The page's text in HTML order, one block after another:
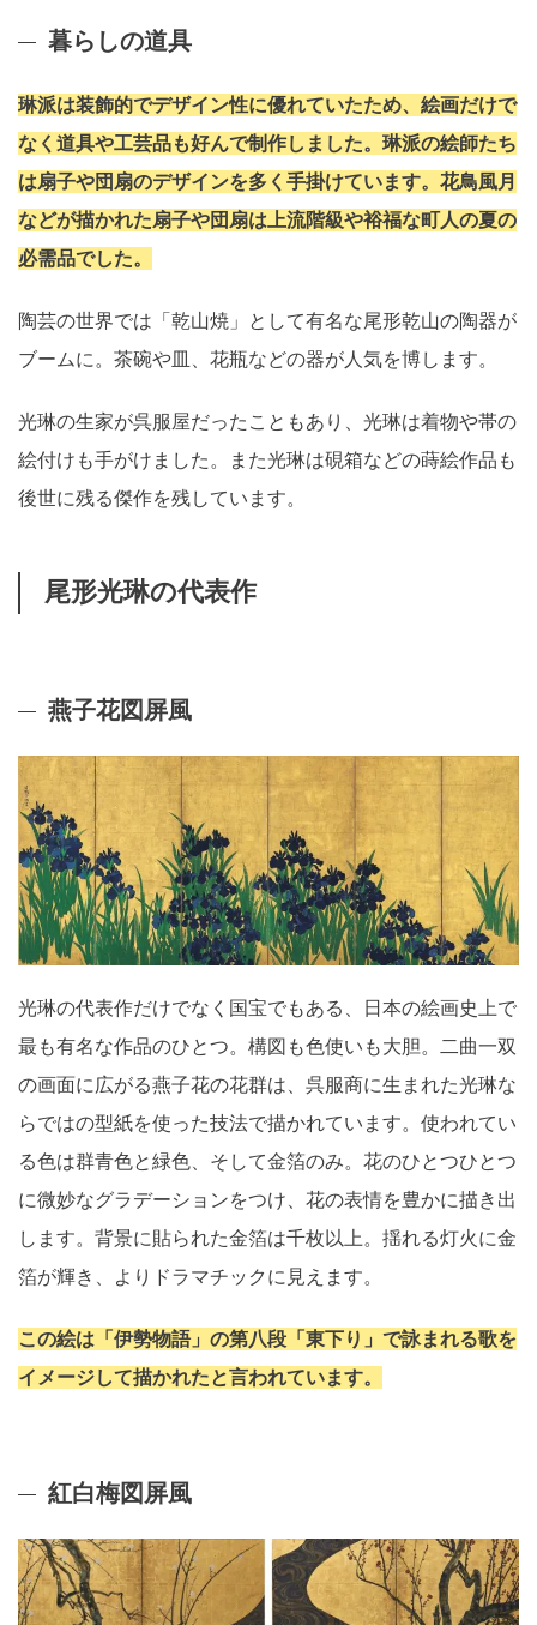
暮らしの道具
琳派は装飾的でデザイン性に優れていたため、絵画だけで
なく道具や工芸品も好んで制作しました。琳派の絵師たち
は扇子や団扇のデザインを多く手掛けています。花鳥風月
などが描かれた扇子や団扇は上流階級や裕福な町人の夏の
必需品でした。
陶芸の世界では「乾山焼」として有名な尾形乾山の陶器が
ブームに。茶碗や皿、花瓶などの器が人気を博します。
光琳の生家が呉服屋だったこともあり、光琳は着物や帯の
絵付けも手がけました。また光琳は硯箱などの蒔絵作品も
後世に残る傑作を残しています。
尾形光琳の代表作
燕子花図屏風
光琳の代表作だけでなく国宝でもある、日本の絵画史上で
最も有名な作品のひとつ。構図も色使いも大胆。二曲一双
の画面に広がる燕子花の花群は、呉服商に生まれた光琳な
らではの型紙を使った技法で描かれています。使われてい
る色は群青色と緑色、そして金箔のみ。花のひとつひとつ
に微妙なグラデーションをつけ、花の表情を豊かに描き出
します。背景に貼られた金箔は千枚以上。揺れる灯火に金
箔が輝き、よりドラマチックに見えます。
この絵は「伊勢物語」の第八段「東下り」で詠まれる歌を
イメージして描かれたと言われています。
紅白梅図屏風